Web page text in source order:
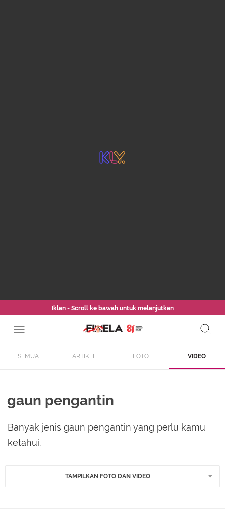
Iklan - Scroll ke bawah untuk melanjutkan
SEMUA ARTIKEL FOTO VIDEO
gaun pengantin
Banyak jenis gaun pengantin yang perlu kamu
ketahui.
TAMPILKAN FOTO DAN VIDEO